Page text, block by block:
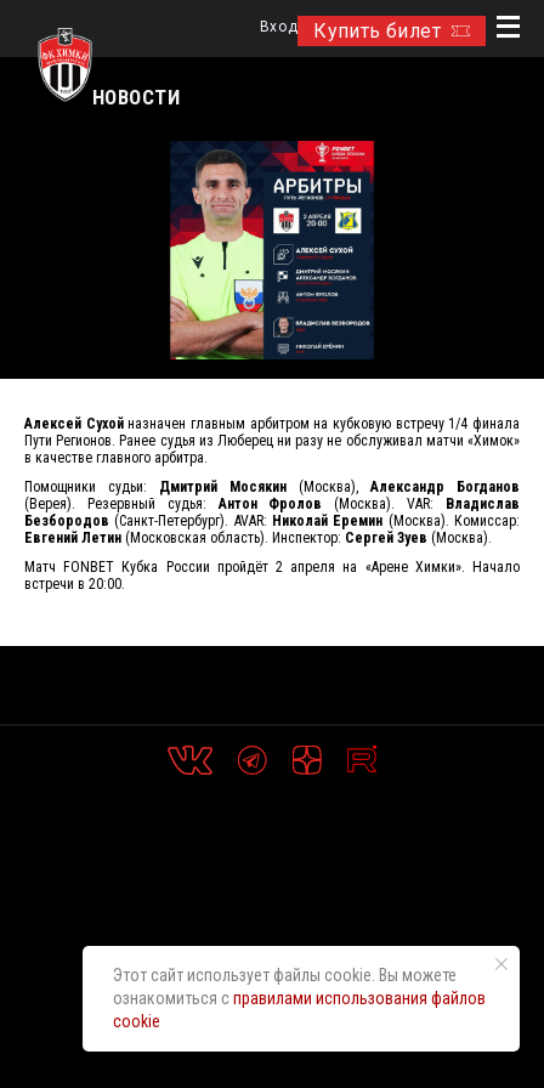
Купить билет
Вход
НОВОСТИ
Алексей Сухойназначен главным арбитром на кубковую встречу 1/4 финала
Пути Регионов. Ранее судья из Люберец ни разу не обслуживал матчи «Химок»
в качестве главного арбитра.
Помощники судьи: Дмитрий Мосякин (Москва),Александр Богданов
(Верея). Резервный судья:Антон Фролов (Москва). VAR:
Владислав
Безбородов (Санкт-Петербург). AVAR: Николай Еремин (Москва). Комиссар:
Евгений Летин (Московская область). Инспектор: Сергей Зуев (Москва).
Матч FONBET Кубка России пройдёт 2 апреля на «Арене Химки». Начало
встречи в 20:00.
Этот сайт использует файлы cookie. Вы можете
ознакомиться справилами использования файлов
cookie